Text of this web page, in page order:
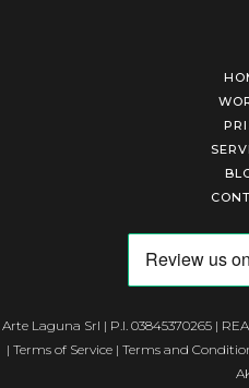
Arte Laguna Srl | P.I. 03845370265 | REA
| Terms of Service| Terms and